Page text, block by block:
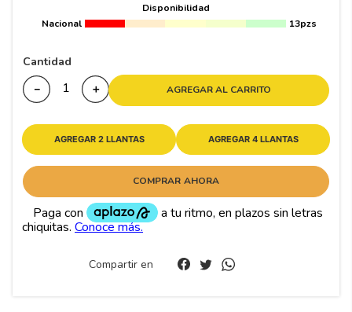
Disponibilidad
Nacional
13pzs
Cantidad
＋
－ AGREGAR AL CARRITO
AGREGAR 2 LLANTAS AGREGAR 4 LLANTAS
COMPRAR AHORA
Compartir en